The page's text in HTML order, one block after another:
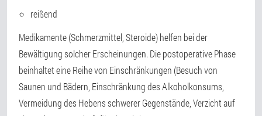
reißend
Medikamente (Schmerzmittel, Steroide) helfen bei der
Bewältigung solcher Erscheinungen. Die postoperative Phase
beinhaltet eine Reihe von Einschränkungen (Besuch von
Saunen und Bädern, Einschränkung des Alkoholkonsums,
Vermeidung des Hebens schwerer Gegenstände, Verzicht auf